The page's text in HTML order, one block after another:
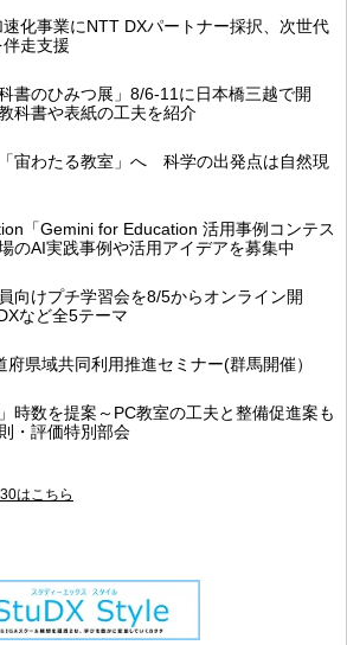
化事業にNTT DXパートナー採択、次世代
走支援
書のひみつ展」8/6-11に日本橋三越で開
科書や表紙の工夫を紹介
宙わたる教室」へ 科学の出発点は自然現
「Gemini for Education 活用事例コンテス
のAI実践事例や活用アイデアを募集中
向けプチ学習会を8/5からオンライン開
など全5テーマ
府県域共同利用推進セミナー(群馬開催）
時数を提案～PC教室の工夫と整備促進案も
・評価特別部会
はこちら